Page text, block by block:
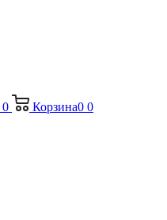
0 Корзина0 0